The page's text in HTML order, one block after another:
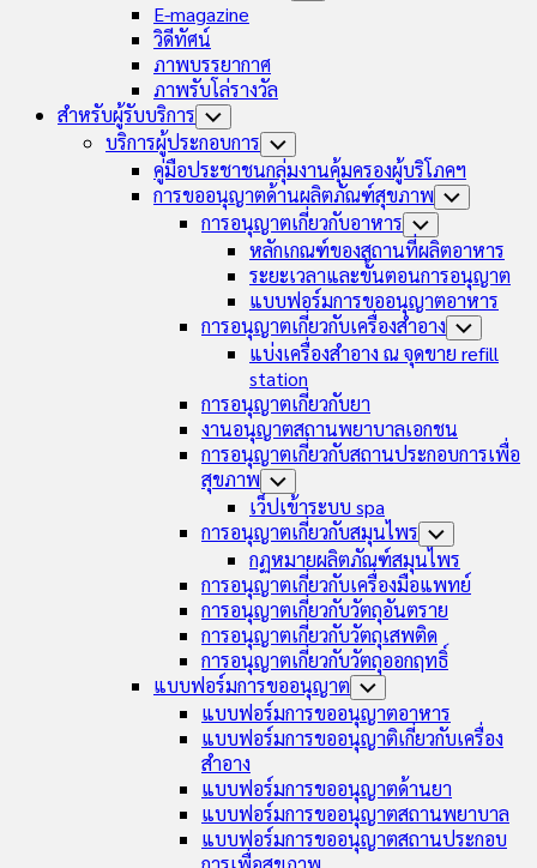
E-magazine
วิดีทัศน์
ภาพบรรยากาศ
ภาพรับโล่รางวัล
สำหรับผู้รับบริการ Toggle
Child
Menu
บริการผู้ประกอบการ Toggle
Child
Menu
คู่มือประชาชนกลุ่มงานคุ้มครองผู้บริโภคฯ
การขออนุญาตด้านผลิตภัณฑ์สุขภาพ Toggle
การอนุญาตเกี่ยวกับอาหาร Toggle
Child
Menu
หลักเกณฑ์ของสถานที่ผลิตอาหาร
ระยะเวลาและขั้นตอนการอนุญาต
แบบฟอร์มการขออนุญาตอาหาร
การอนุญาตเกี่ยวกับเครื่องสำอาง Toggle
Child
Menu
แบ่งเครื่องสำอาง ณ จุดขาย refill
station
การอนุญาตเกี่ยวกับยา
งานอนุญาตสถานพยาบาลเอกชน
การอนุญาตเกี่ยวกับสถานประกอบการเพื่อ
สุขภาพ Toggle
Child
Menu
เว็ปเข้าระบบ spa
การอนุญาตเกี่ยวกับสมุนไพร Toggle
Child
Menu
กฏหมายผลิตภัณฑ์สมุนไพร
การอนุญาตเกี่ยวกับเครื่องมือแพทย์
การอนุญาตเกี่ยวกับวัตถุอันตราย
การอนุญาตเกี่ยวกับวัตถุเสพติด
การอนุญาตเกี่ยวกับวัตถุออกฤทธิ์
แบบฟอร์มการขออนุญาต Toggle
Child
Menu
แบบฟอร์มการขออนุญาตอาหาร
แบบฟอร์มการขออนุญาติเกี่ยวกับเครื่อง
สำอาง
แบบฟอร์มการขออนุญาตด้านยา
แบบฟอร์มการขออนุญาตสถานพยาบาล
แบบฟอร์มการขออนุญาตสถานประกอบ